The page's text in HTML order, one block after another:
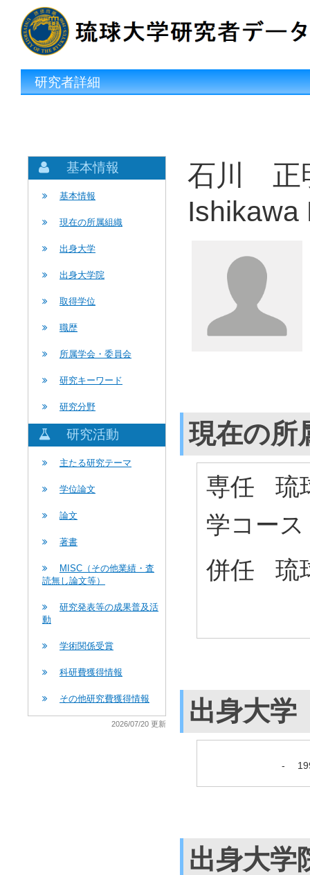
研究者詳細
基本情報
基本情報
現在の所属組織
出身大学
出身大学院
取得学位
職歴
所属学会・委員会
研究キーワード
研究分野
研究活動
主たる研究テーマ
学位論文
論文
著書
MISC（その他業績・査
読無し論文等）
研究発表等の成果普及活
動
学術関係受賞
科研費獲得情報
その他研究費獲得情報
2026/07/20 更新
石川 正
Ishikawa
現在の所
専任 琉
学コー
併任 琉
出身大学
-
出身大学